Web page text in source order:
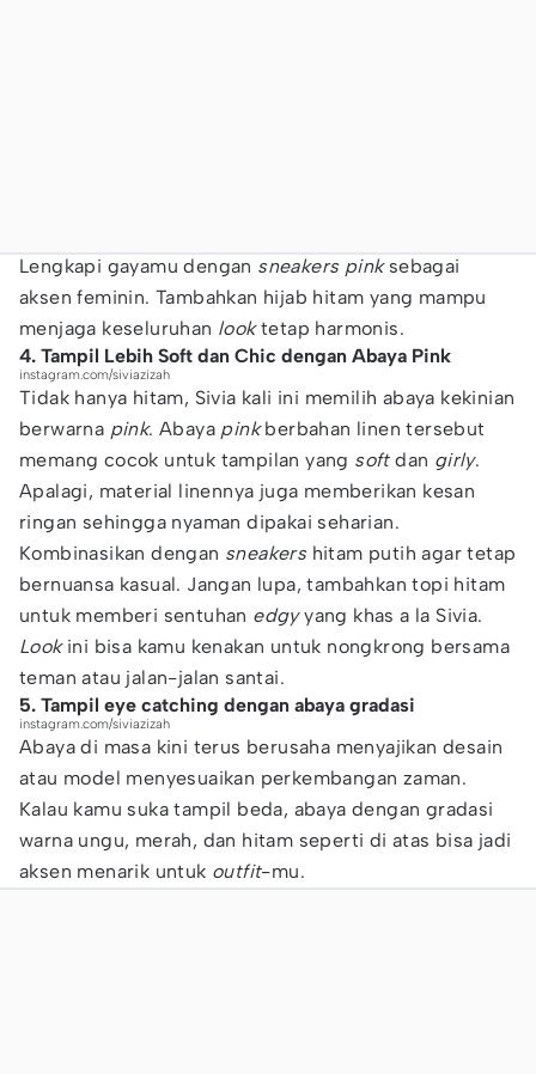
Lengkapi gayamu dengan sneakers pink sebagai
aksen feminin. Tambahkan hijab hitam yang mampu
menjaga keseluruhan looktetap harmonis.
4. Tampil Lebih Soft dan Chic dengan Abaya Pink
instagram.com/siviazizah
Tidak hanya hitam, Sivia kali ini memilih abaya kekinian
berwarna pink. Abaya pinkberbahan linen tersebut
memang cocok untuk tampilan yang softdan girly.
Apalagi, material linennya juga memberikan kesan
ringan sehingga nyaman dipakai seharian.
Kombinasikan dengan sneakers hitam putih agar tetap
bernuansa kasual. Jangan lupa, tambahkan topi hitam
untuk memberi sentuhan edgyyang khas a la Sivia.
Look ini bisa kamu kenakan untuk nongkrong bersama
teman atau jalan-jalan santai.
5. Tampil eye catching dengan abaya gradasi
instagram.com/siviazizah
Abaya di masa kini terus berusaha menyajikan desain
atau model menyesuaikan perkembangan zaman.
Kalau kamu suka tampil beda, abaya dengan gradasi
warna ungu, merah, dan hitam seperti di atas bisa jadi
aksen menarik untuk outfit-mu.